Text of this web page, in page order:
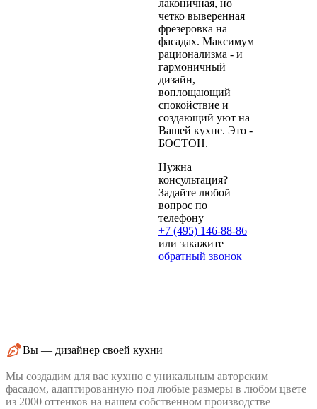
лаконичная, но
четко выверенная
фрезеровка на
фасадах. Максимум
рационализма - и
гармоничный
дизайн,
воплощающий
спокойствие и
создающий уют на
Вашей кухне. Это -
БОСТОН.
Нужна
консультация?
Задайте любой
вопрос по
телефону
+7 (495) 146-88-86
или закажите
обратный звонок
Вы — дизайнер своей кухни
Мы создадим для вас кухню с уникальным авторским
фасадом, адаптированную под любые размеры в любом цвете
из 2000 оттенков на нашем собственном производстве